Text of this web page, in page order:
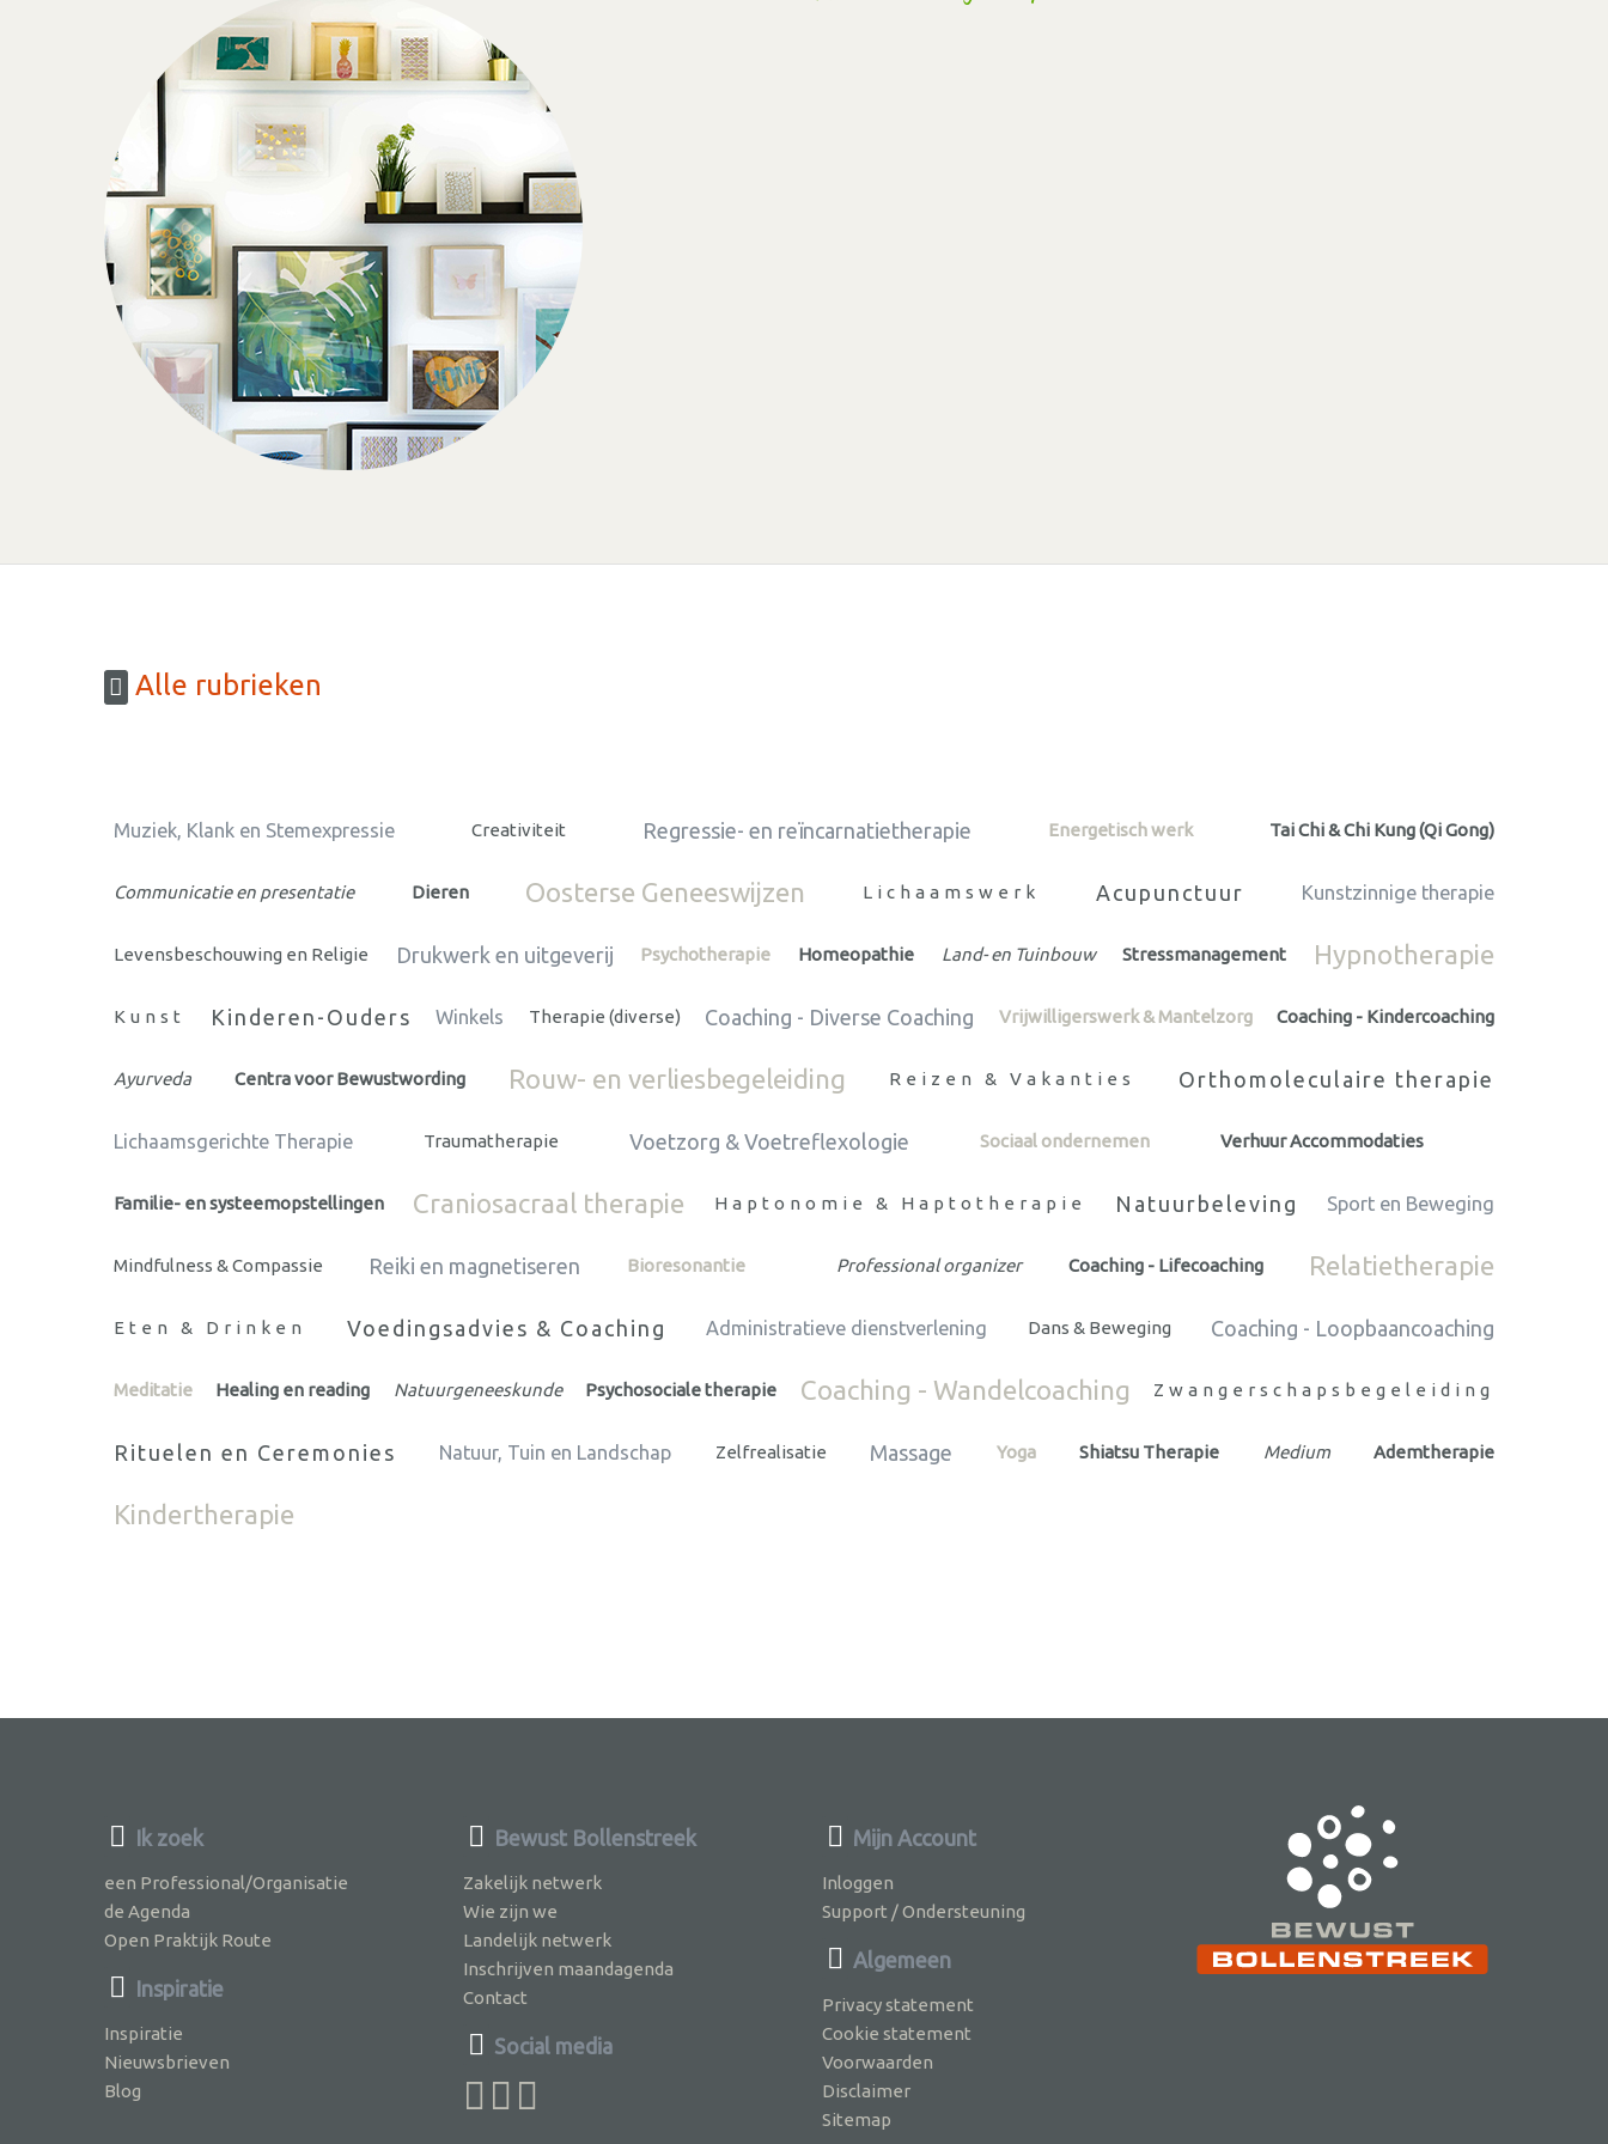
Alle rubrieken
Muziek, Klank en Stemexpressie Creativiteit Regressie- en reïncarnatietherapie Energetisch werk Tai Chi & Chi Kung (Qi Gong)
Communicatie en presentatie Dieren Oosterse Geneeswijzen Lichaamswerk Acupunctuur Kunstzinnige therapie
Levensbeschouwing en Religie Drukwerk en uitgeverij Psychotherapie Homeopathie Land- en Tuinbouw Stressmanagement Hypnotherapie
Kunst Kinderen-Ouders Winkels Therapie (diverse) Coaching - Diverse Coaching Vrijwilligerswerk & Mantelzorg Coaching - Kindercoaching
Ayurveda Centra voor Bewustwording Rouw- en verliesbegeleiding Reizen & Vakanties Orthomoleculaire therapie
Lichaamsgerichte Therapie Traumatherapie Voetzorg & Voetreflexologie Sociaal ondernemen Verhuur Accommodaties
Familie- en systeemopstellingen Craniosacraal therapie Haptonomie & Haptotherapie Natuurbeleving Sport en Beweging
Mindfulness & Compassie Reiki en magnetiseren Bioresonantie Professional organizer Coaching - Lifecoaching Relatietherapie
Eten & Drinken Voedingsadvies & Coaching Administratieve dienstverlening Dans & Beweging Coaching - Loopbaancoaching
Meditatie Healing en reading Natuurgeneeskunde Psychosociale therapie Coaching - Wandelcoaching Zwangerschapsbegeleiding
Rituelen en Ceremonies Natuur, Tuin en Landschap Zelfrealisatie Massage Yoga Shiatsu Therapie Medium Ademtherapie
Kindertherapie
Ik zoek
een Professional/Organisatie
de Agenda
Open Praktijk Route
Inspiratie
Inspiratie
Nieuwsbrieven
Blog
Bewust Bollenstreek
Zakelijk netwerk
Wie zijn we
Landelijk netwerk
Inschrijven maandagenda
Contact
Social media
Mijn Account
Inloggen
Support / Ondersteuning
Algemeen
Privacy statement
Cookie statement
Voorwaarden
Disclaimer
Sitemap